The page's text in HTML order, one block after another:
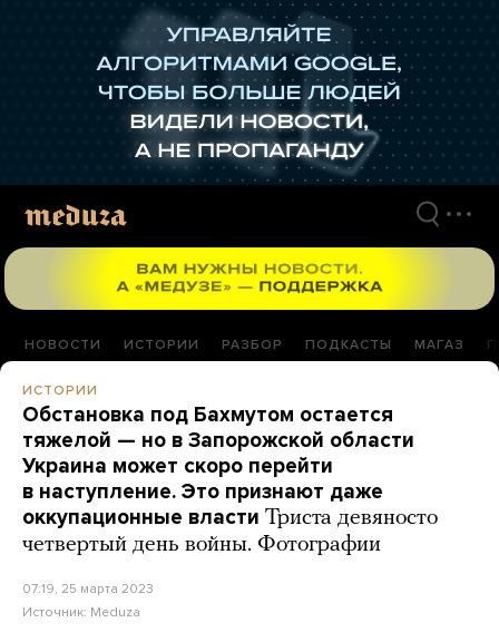
НОВОСТИ ИСТОРИИ РАЗБОР ПОДКАСТЫ МАГАЗ
ИСТОРИИ
Обстановка под Бахмутом остается
тяжелой — но в Запорожской области
Украина может скоро перейти
в наступление. Это признают даже
оккупационные власти Триста девяносто
четвертый день войны. Фотографии
07:19, 25 марта 2023
Источник: Meduza